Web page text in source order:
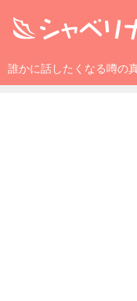
誰かに話したくなる噂の